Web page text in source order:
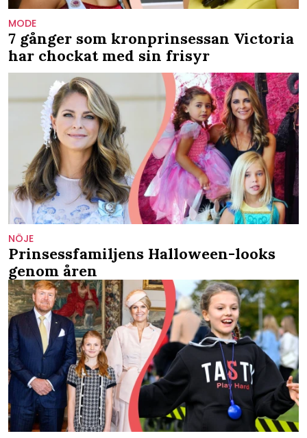
MODE
7 gånger som kronprinsessan Victoria
har chockat med sin frisyr
NÖJE
Prinsessfamiljens Halloween-looks
genom åren